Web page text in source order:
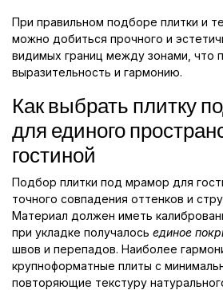
При правильном подборе плитки и
можно добиться прочного и
видимых границ между зонами, что
выразительность и гармонию.
Как выбрать плитку
для единого
гостиной
Подбор плитки под мрамор для
точного совпадения оттенков и
Материал должен иметь
при укладке получалось единое
швов и перепадов. Наиболее
крупноформатные плиты с
повторяющие текстуру